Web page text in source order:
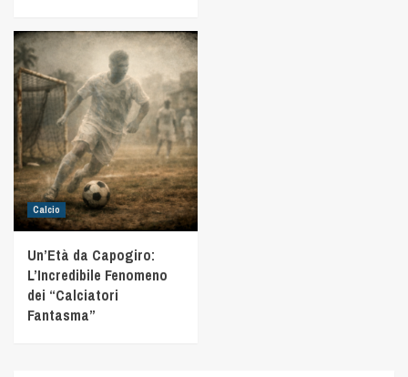
Calcio
Un’Età da Capogiro:
L’Incredibile Fenomeno
dei “Calciatori
Fantasma”